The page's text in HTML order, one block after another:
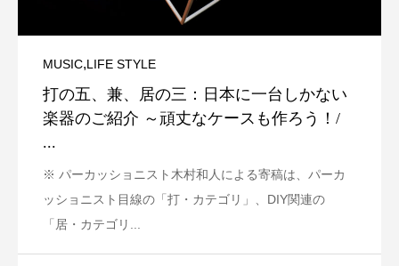
MUSIC,LIFE STYLE
打の五、兼、居の三：日本に一台しかない
楽器のご紹介 ～頑丈なケースも作ろう！/
...
※ パーカッショニスト木村和人による寄稿は、パーカ
ッショニスト目線の「打・カテゴリ」、DIY関連の
「居・カテゴリ...